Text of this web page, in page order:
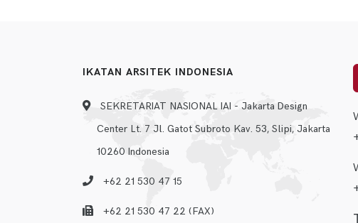
IKATAN ARSITEK INDONESIA
SEKRETARIAT NASIONAL IAI - Jakarta Design
Center Lt. 7 Jl. Gatot Subroto Kav. 53, Slipi, Jakarta
10260 Indonesia
+62 21 530 47 15
+62 21 530 47 22 (FAX)